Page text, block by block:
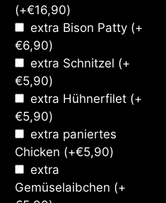
(+€16,90)
extra Bison Patty (+
€6,90)
extra Schnitzel (+
€5,90)
extra Hühnerfilet (+
€5,90)
extra paniertes
Chicken (+€5,90)
extra
Gemüselaibchen (+